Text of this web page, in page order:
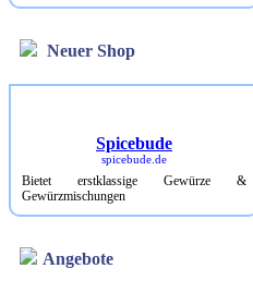
Bietet erstklassige Gewürze &
Gewürzmischungen